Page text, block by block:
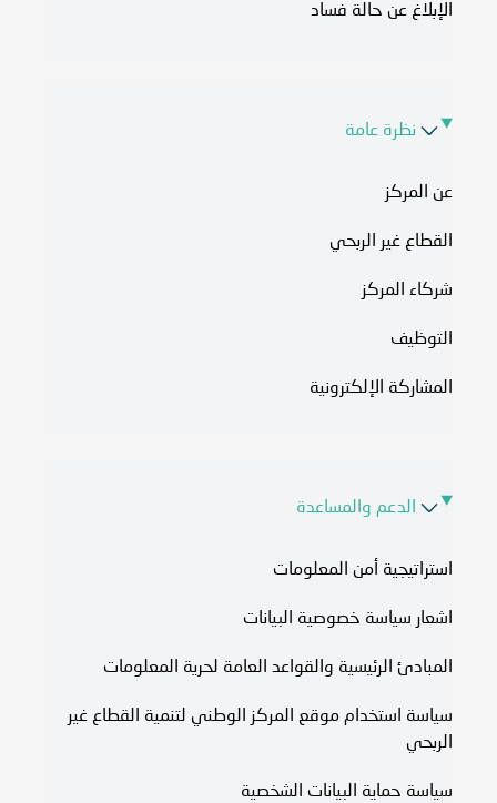
الإبلاغ عن حالة فساد
نظرة عامة
عن المركز
القطاع غير الربحي
شركاء المركز
التوظيف
المشاركة الإلكترونية
الدعم والمساعدة
استراتيجية أمن المعلومات
اشعار سياسة خصوصية البيانات
المبادئ الرئيسية والقواعد العامة لحرية المعلومات
سياسة استخدام موقع المركز الوطني لتنمية القطاع غير
الربحي
سياسة حماية البيانات الشخصية